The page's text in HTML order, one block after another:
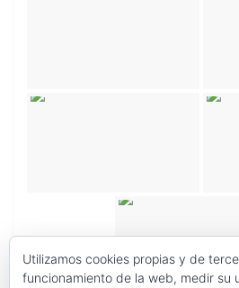
Utilizamos cookies propias y de
funcionamiento de la web, medir su